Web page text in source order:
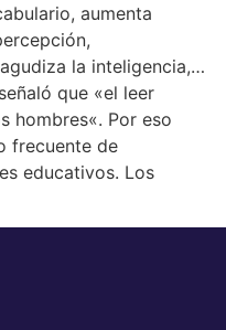
aumenta
la inteligencia,…
que «el leer
hombres«. Por eso
frecuente de
educativos. Los